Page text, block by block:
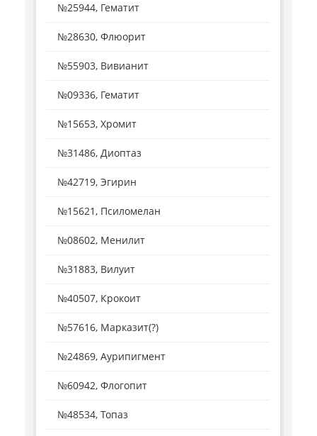
№25944, Гематит
№28630, Флюорит
№55903, Вивианит
№09336, Гематит
№15653, Хромит
№31486, Диоптаз
№42719, Эгирин
№15621, Псиломелан
№08602, Менилит
№31883, Вилуит
№40507, Крокоит
№57616, Марказит(?)
№24869, Аурипигмент
№60942, Флогопит
№48534, Топаз